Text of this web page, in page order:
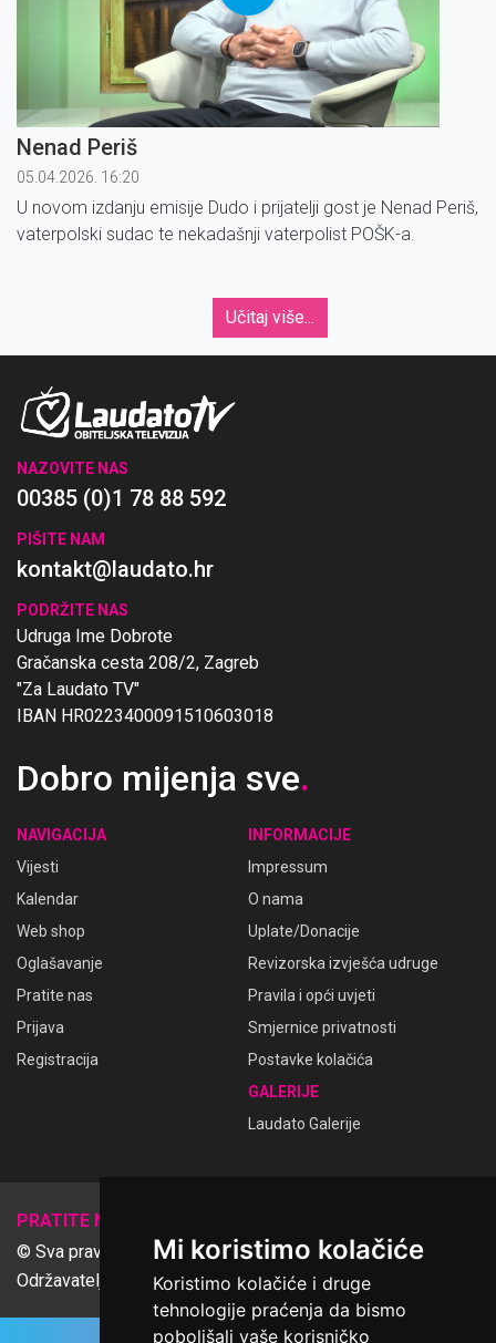
Mi koristimo kolačiće
Koristimo kolačiće i druge
tehnologije praćenja da bismo
poboljšali vaše korisničko
Nenad Periš
05.04.2026. 16:20
U novom izdanju emisije Dudo i prijatelji gost je Nenad Periš,
vaterpolski sudac te nekadašnji vaterpolist POŠK-a.
Učitaj više...
NAZOVITE NAS
00385 (0)1 78 88 592
PIŠITE NAM
kontakt@laudato.hr
PODRŽITE NAS
Udruga Ime Dobrote
Gračanska cesta 208/2, Zagreb
"Za Laudato TV"
IBAN HR0223400091510603018
Dobro mijenja sve.
NAVIGACIJA
Vijesti
Kalendar
Web shop
Oglašavanje
Pratite nas
Prijava
Registracija
INFORMACIJE
Impressum
O nama
Uplate/Donacije
Revizorska izvješća udruge
Pravila i opći uvjeti
Smjernice privatnosti
Postavke kolačića
GALERIJE
Laudato Galerije
PRATITE NAS
© Sva prava pridržana Udruga Ime dobrote
Održavatelj Netcom d.o.o., Riva 6, Rijeka